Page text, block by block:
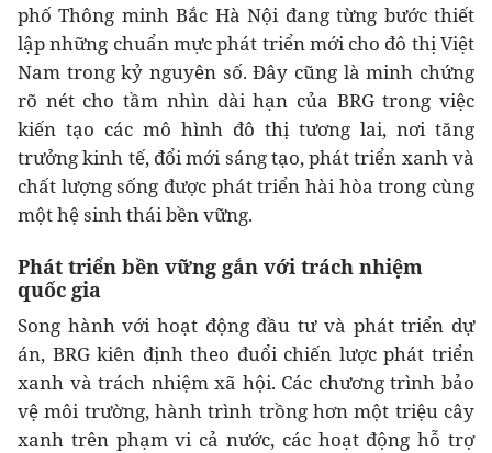
phố Thông minh Bắc Hà Nội đang từng bước thiết
lập những chuẩn mực phát triển mới cho đô thị Việt
Nam trong kỷ nguyên số. Đây cũng là minh chứng
rõ nét cho tầm nhìn dài hạn của BRG trong việc
kiến tạo các mô hình đô thị tương lai, nơi tăng
trưởng kinh tế, đổi mới sáng tạo, phát triển xanh và
chất lượng sống được phát triển hài hòa trong cùng
một hệ sinh thái bền vững.
Phát triển bền vững gắn với trách nhiệm
quốc gia
Song hành với hoạt động đầu tư và phát triển dự
án, BRG kiên định theo đuổi chiến lược phát triển
xanh và trách nhiệm xã hội. Các chương trình bảo
vệ môi trường, hành trình trồng hơn một triệu cây
xanh trên phạm vi cả nước, các hoạt động hỗ trợ